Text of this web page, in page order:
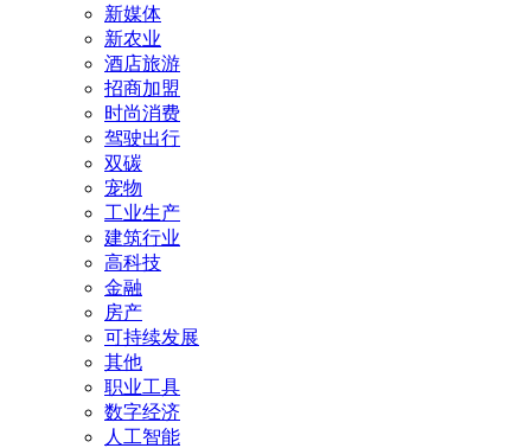
新媒体
新农业
酒店旅游
招商加盟
时尚消费
驾驶出行
双碳
宠物
工业生产
建筑行业
高科技
金融
房产
可持续发展
其他
职业工具
数字经济
人工智能